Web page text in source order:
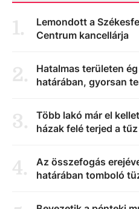
1.
Lemondott a
Centrum kancellárja
2.
Hatalmas területen
határában, gyorsan
3.
Több lakó már el
házak felé terjed a
4.
Az összefogás
határában tomboló